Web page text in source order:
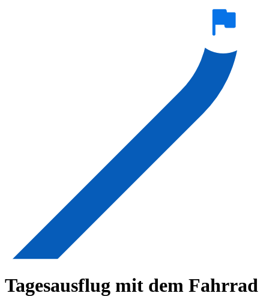
Tagesausflug mit dem Fahrrad